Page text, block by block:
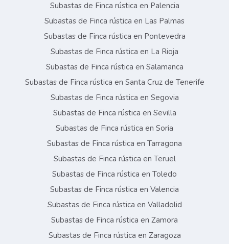
Subastas de Finca rústica en Palencia
Subastas de Finca rústica en Las Palmas
Subastas de Finca rústica en Pontevedra
Subastas de Finca rústica en La Rioja
Subastas de Finca rústica en Salamanca
Subastas de Finca rústica en Santa Cruz de Tenerife
Subastas de Finca rústica en Segovia
Subastas de Finca rústica en Sevilla
Subastas de Finca rústica en Soria
Subastas de Finca rústica en Tarragona
Subastas de Finca rústica en Teruel
Subastas de Finca rústica en Toledo
Subastas de Finca rústica en Valencia
Subastas de Finca rústica en Valladolid
Subastas de Finca rústica en Zamora
Subastas de Finca rústica en Zaragoza